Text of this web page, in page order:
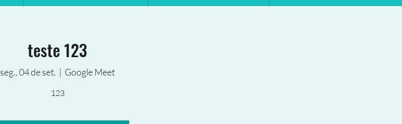
teste 123
seg., 04 de set.
  |
Google Meet
123